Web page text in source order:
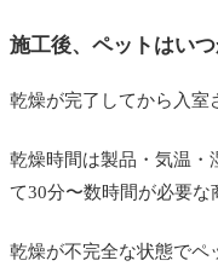
施工後、ペットはい
乾燥が完了してから入室
乾燥時間は製品・気温・
て30分〜数時間が必要な
乾燥が不完全な状態でペ